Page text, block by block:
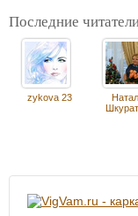
Последние
zykova 23